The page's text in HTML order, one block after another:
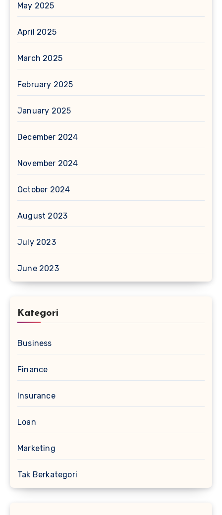
May 2025
April 2025
March 2025
February 2025
January 2025
December 2024
November 2024
October 2024
August 2023
July 2023
June 2023
Kategori
Business
Finance
Insurance
Loan
Marketing
Tak Berkategori